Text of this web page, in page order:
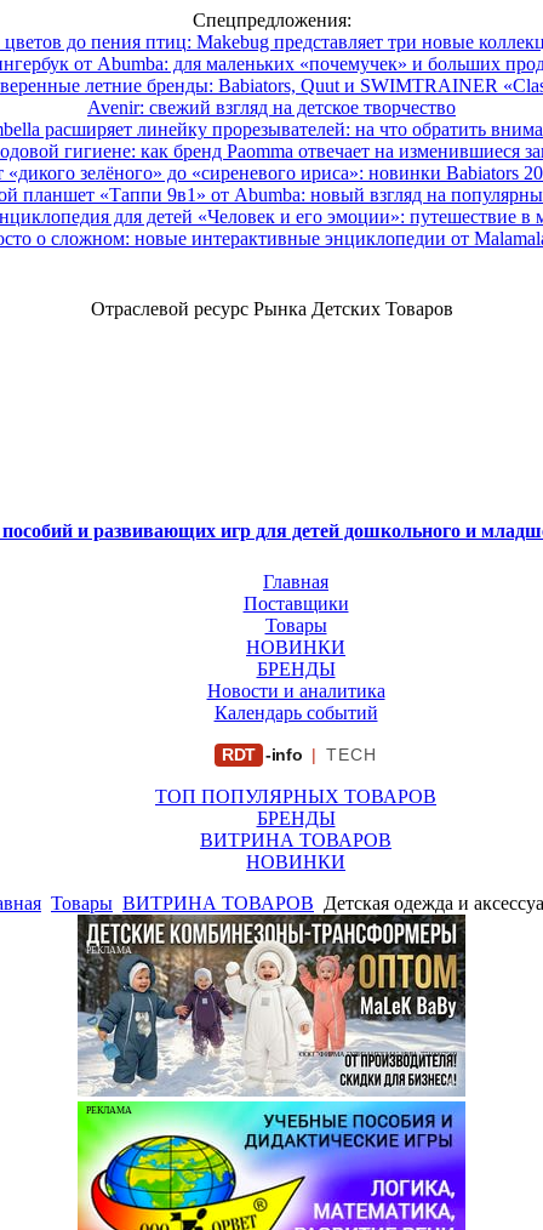
Спецпредложения:
до пения птиц: Makebug представляет три новые
от Abumba: для маленьких «почемучек» и больших
летние бренды: Babiators, Quut и SWIMTRAINER
Avenir: свежий взгляд на детское творчество
расширяет линейку прорезывателей: на что обратить
гигиене: как бренд Paomma отвечает на изменившиеся
«дикого зелёного» до «сиреневого ириса»: новинки Babiators
планшет «Таппи 9в1» от Abumba: новый взгляд на
для детей «Человек и его эмоции»: путешествие в
о сложном: новые интерактивные энциклопедии от
Отраслевой ресурс Рынка Детских Товаров
и развивающих игр для детей дошкольного и
Главная
Поставщики
Товары
НОВИНКИ
БРЕНДЫ
Новости и аналитика
Календарь событий
RDT -info | TECH
ТОП ПОПУЛЯРНЫХ ТОВАРОВ
БРЕНДЫ
ВИТРИНА ТОВАРОВ
НОВИНКИ
Товары ВИТРИНА ТОВАРОВ Детская одежда и
РЕКЛАМА
ООО "ФИРМА "ХРИЗАНТЕМА" ИНН: 7719007569
РЕКЛАМА